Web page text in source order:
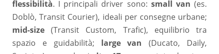
flessibilità. I principali driver sono: small van (es.
Doblò, Transit Courier), ideali per consegne urbane;
mid-size (Transit Custom, Trafic), equilibrio tra
spazio e guidabilità; large van (Ducato, Daily,